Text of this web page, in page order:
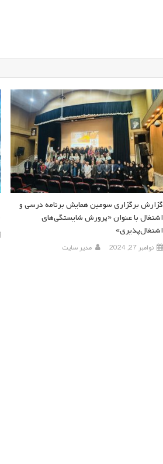
گزارش برگزاری سومین همایش برنامه درسی و
اشتغال با عنوان «پرورش شایستگی‌های
اشتغال‌پذیری»
نوامبر 27, 2024 مدیر سایت